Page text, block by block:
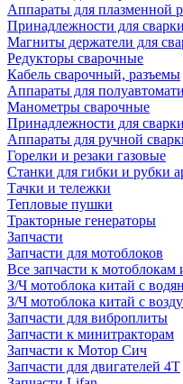
Аппараты для плазменной
Принадлежности для
Магниты держатели для
Редукторы сварочные
Кабель сварочный, разъемы
Аппараты для
Манометры сварочные
Принадлежности для
Аппараты для ручной
Горелки и резаки газовые
Станки для гибки и рубки
Тачки и тележки
Тепловые пушки
Тракторные генераторы
Запчасти
Запчасти для мотоблоков
Все запчасти к мотоблокам
З/Ч мотоблока китай с
З/Ч мотоблока китай с
Запчасти для виброплиты
Запчасти к минитракторам
Запчасти к Мотор Сич
Запчасти для двигателей 4Т